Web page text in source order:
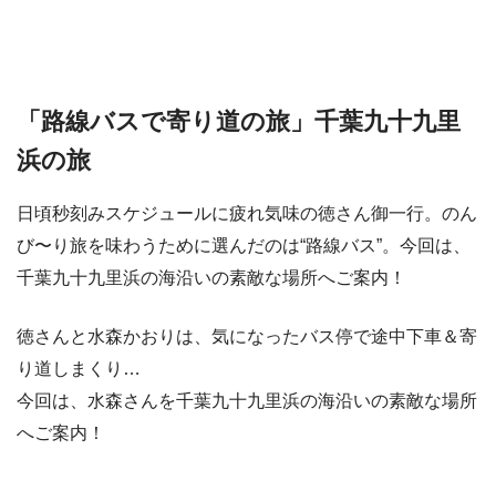
「路線バスで寄り道の旅」千葉九十九里
浜の旅
日頃秒刻みスケジュールに疲れ気味の徳さん御一行。のん
び〜り旅を味わうために選んだのは“路線バス”。今回は、
千葉九十九里浜の海沿いの素敵な場所へご案内！
徳さんと水森かおりは、気になったバス停で途中下車＆寄
り道しまくり…
今回は、水森さんを千葉九十九里浜の海沿いの素敵な場所
へご案内！